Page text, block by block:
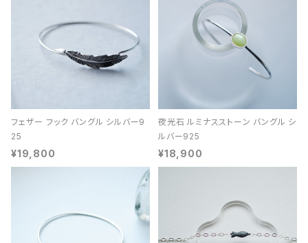
フェザー フック バングル シルバー9
25
¥19,800
夜光石 ルミナスストーン バングル シ
ルバー925
¥18,900